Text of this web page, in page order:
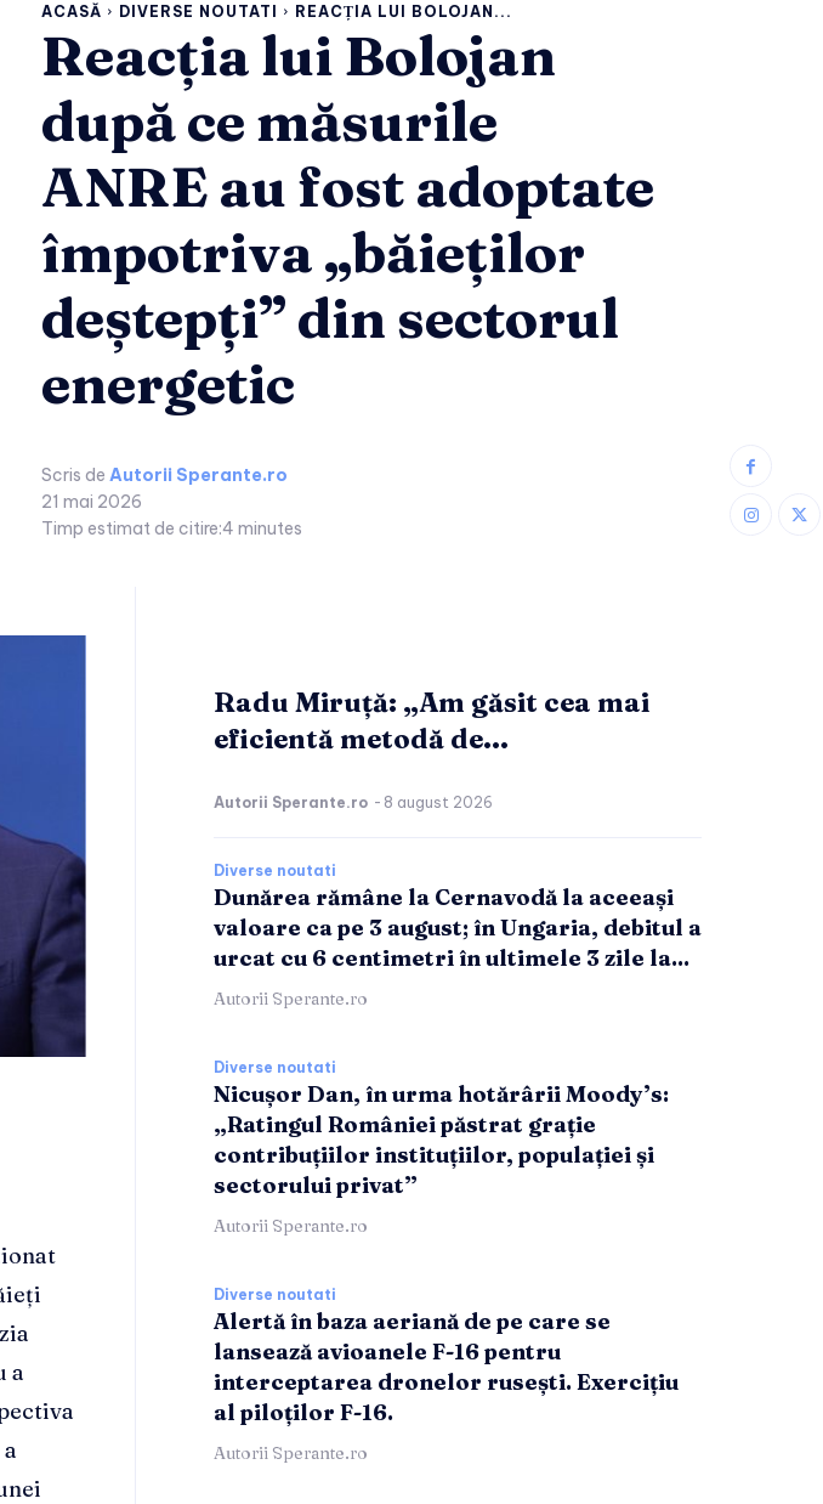
ACASĂ DIVERSE NOUTATI REACȚIA LUI BOLOJAN...
Reacția lui Bolojan
după ce măsurile
ANRE au fost adoptate
împotriva „băieților
deștepți” din sectorul
energetic
Scris de Autorii Sperante.ro
21 mai 2026
Timp estimat de citire:4 minutes
a
Radu Miruță: „Am găsit cea mai
eficientă metodă de...
Autorii Sperante.ro - 8 august 2026
Diverse noutati
Dunărea rămâne la Cernavodă la aceeași
valoare ca pe 3 august; în Ungaria, debitul a
urcat cu 6 centimetri în ultimele 3 zile la...
Autorii Sperante.ro
Diverse noutati
Nicușor Dan, în urma hotărârii Moody’s:
„Ratingul României păstrat grație
contribuțiilor instituțiilor, populației și
sectorului privat”
Autorii Sperante.ro
Diverse noutati
Alertă în baza aeriană de pe care se
lansează avioanele F-16 pentru
interceptarea dronelor rusești. Exercițiu
al piloților F-16.
Autorii Sperante.ro